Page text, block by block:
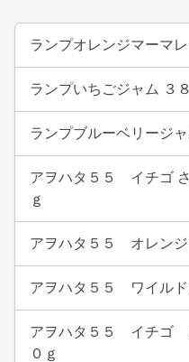
ランプオレンジマーマ
ランプいちごジャム ３
ランプブルーベリージ
アヲハタ５５ イチゴ
ｇ
アヲハタ５５ オレンジ
アヲハタ５５ ワイルド
アヲハタ５５ イチゴ
０ｇ